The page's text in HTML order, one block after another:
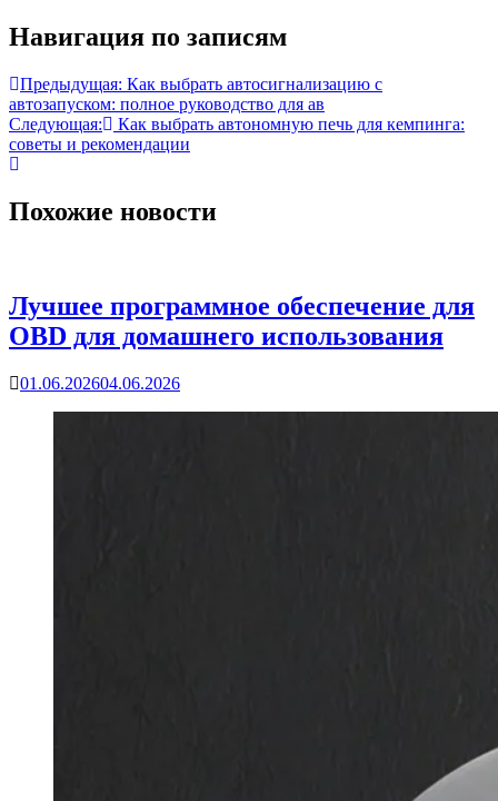
Навигация по записям
Предыдущая: Как выбрать автосигнализацию с
автозапуском: полное руководство для ав
Следующая:
Как выбрать автономную печь для кемпинга:
советы и рекомендации
Похожие новости
Лучшее программное обеспечение для
OBD для домашнего использования
01.06.202604.06.2026